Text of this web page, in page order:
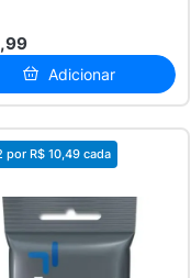
Adicionar
por R$ 10,49 cada